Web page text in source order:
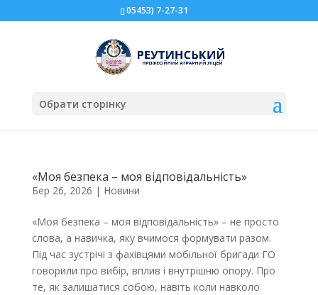
05453) 7-27-31
Обрати сторінку
«Моя безпека – моя відповідальність»
Бер 26, 2026 | Новини
«Моя безпека – моя відповідальність» – не просто
слова, а навичка, яку вчимося формувати разом.
Під час зустрічі з фахівцями мобільної бригади ГО
говорили про вибір, вплив і внутрішню опору. Про
те, як залишатися собою, навіть коли навколо